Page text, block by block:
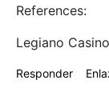
References:
Legiano
Responder